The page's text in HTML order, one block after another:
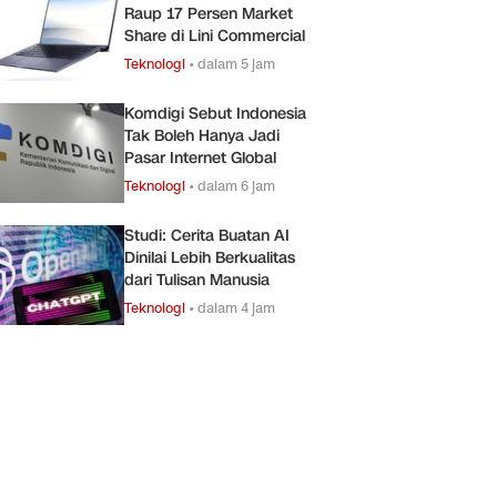
Raup 17 Persen Market
Share di Lini Commercial
Teknologi •dalam 5 jam
Komdigi Sebut Indonesia
Tak Boleh Hanya Jadi
Pasar Internet Global
Teknologi •dalam 6 jam
Studi: Cerita Buatan AI
Dinilai Lebih Berkualitas
dari Tulisan Manusia
Teknologi •dalam 4 jam